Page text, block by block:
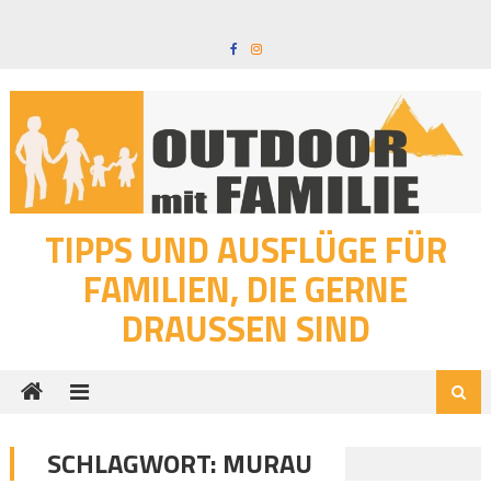
TIPPS UND AUSFLÜGE FÜR
FAMILIEN, DIE GERNE
DRAUSSEN SIND
SCHLAGWORT: MURAU